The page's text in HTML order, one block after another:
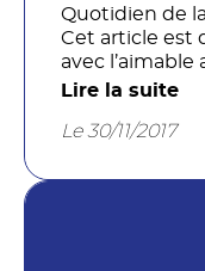
Quotidien de la
Cet article est
avec
Lire la suite
Le 30/11/2017